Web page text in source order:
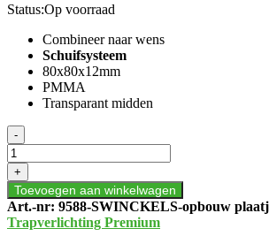
Status:Op voorraad
Combineer naar wens
Schuifsysteem
80x80x12mm
PMMA
Transparant midden
Opzetstuk
Zwart
rond
onder
t.b.v.
inbouw
nachtlamp
-
+
Toevoegen aan winkelwagen
Art.-nr: 9588-SWINCKELS-opbouw
Trapverlichting Premium